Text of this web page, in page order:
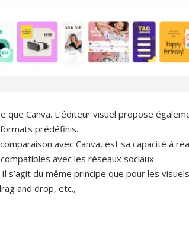
que Canva. L’éditeur visuel propose
prédéfinis.
avec Canva, est sa capacité à
avec les réseaux sociaux.
s’agit du même principe que pour les
and drop, etc.,